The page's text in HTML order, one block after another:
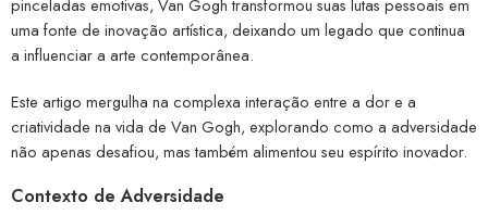
pinceladas emotivas, Van Gogh transformou suas lutas pessoais em
uma fonte de inovação artística, deixando um legado que continua
a influenciar a arte contemporânea.
Este artigo mergulha na complexa interação entre a dor e a
criatividade na vida de Van Gogh, explorando como a adversidade
não apenas desafiou, mas também alimentou seu espírito inovador.
Contexto de Adversidade